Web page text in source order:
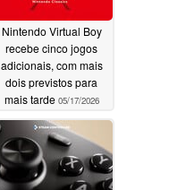
Nintendo Virtual Boy
recebe cinco jogos
adicionais, com mais
dois previstos para
mais tarde 05/17/2026